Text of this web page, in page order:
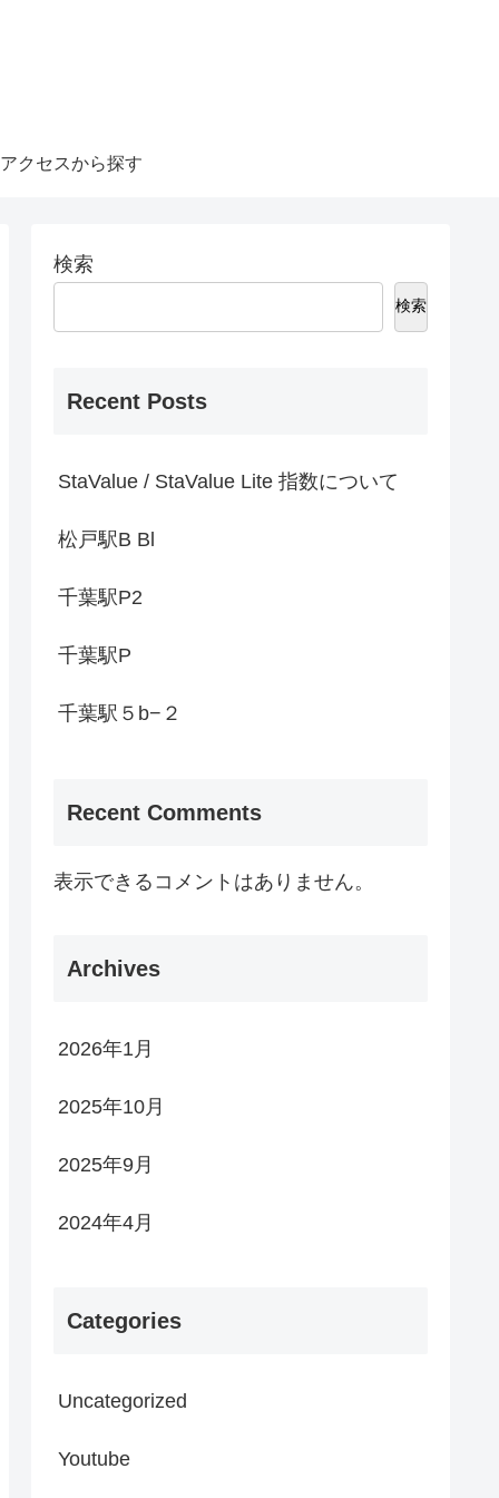
クセスから探す
検索
検索
Recent Posts
StaValue / StaValue Lite 指数について
松戸駅B Bl
千葉駅P2
千葉駅P
千葉駅５b−２
Recent Comments
表示できるコメントはありません。
Archives
2026年1月
2025年10月
2025年9月
2024年4月
Categories
Uncategorized
Youtube